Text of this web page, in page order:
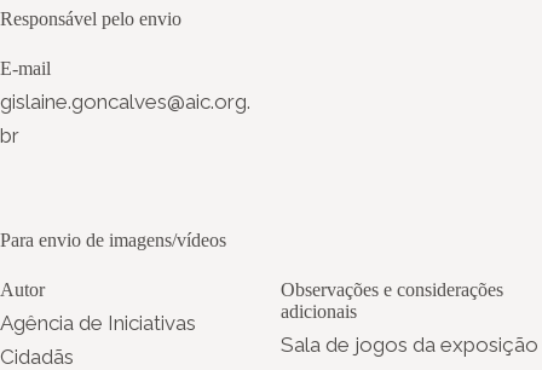
Responsável pelo envio
E-mail
gislaine.goncalves@aic.org.
br
Para envio de imagens/vídeos
Autor
Agência de Iniciativas
Cidadãs
Observações e considerações
adicionais
Sala de jogos da exposição